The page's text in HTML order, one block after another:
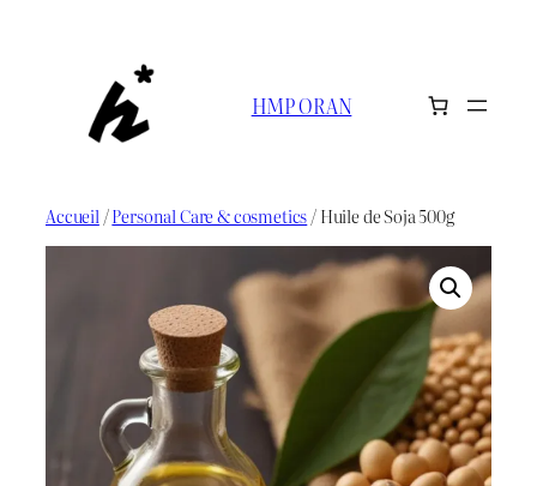
HMP ORAN
Accueil /Personal Care & cosmetics/ Huile de Soja 500g